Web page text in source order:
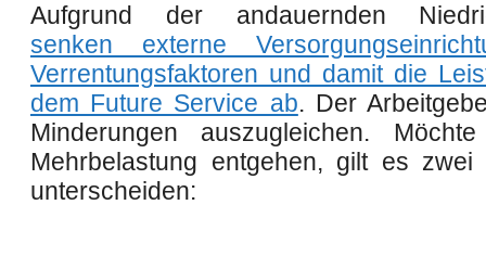
Aufgrund der andauernden
senken externe
Verrentungsfaktoren und damit die
dem Future Service ab. Der
Minderungen auszugleichen.
Mehrbelastung entgehen, gilt es zwei
unterscheiden: